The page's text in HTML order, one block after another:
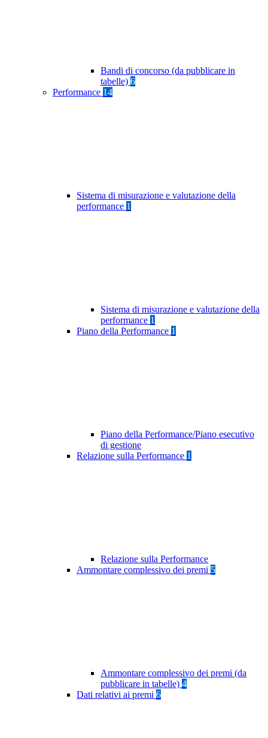
Bandi di concorso (da pubblicare in
tabelle) 6
Performance 14
Sistema di misurazione e valutazione della
performance 1
Sistema di misurazione e valutazione della
performance 1
Piano della Performance 1
Piano della Performance/Piano esecutivo
di gestione
Relazione sulla Performance 1
Relazione sulla Performance
Ammontare complessivo dei premi 5
Ammontare complessivo dei premi (da
pubblicare in tabelle) 4
Dati relativi ai premi 6